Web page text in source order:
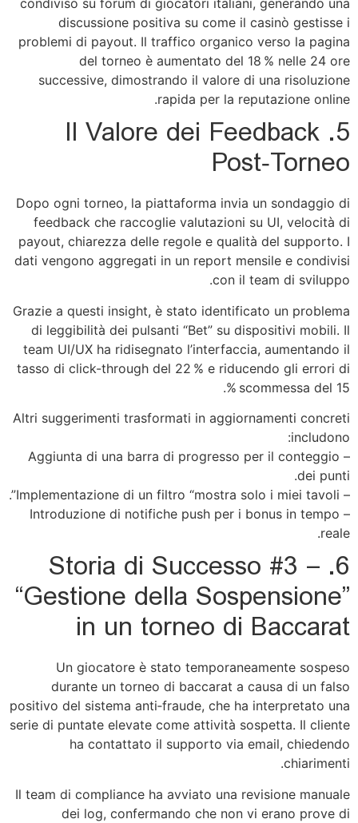
discussione positiva su come il casinò gestisse i
problemi di payout. Il traffico organico verso la pagina
del torneo è aumentato del 18 % nelle 24 ore
successive, dimostrando il valore di una risoluzione
rapida per la reputazione online.
5. Il Valore dei Feedback
Post‑Torneo
Dopo ogni torneo, la piattaforma invia un sondaggio di
feedback che raccoglie valutazioni su UI, velocità di
payout, chiarezza delle regole e qualità del supporto. I
dati vengono aggregati in un report mensile e condivisi
con il team di sviluppo.
Grazie a questi insight, è stato identificato un problema
di leggibilità dei pulsanti “Bet” su dispositivi mobili. Il
team UI/UX ha ridisegnato l’interfaccia, aumentando il
tasso di click-through del 22 % e riducendo gli errori di
scommessa del 15 %.
Altri suggerimenti trasformati in aggiornamenti concreti
includono:
– Aggiunta di una barra di progresso per il conteggio
dei punti.
– Implementazione di un filtro “mostra solo i miei tavoli”.
– Introduzione di notifiche push per i bonus in tempo
reale.
6. Storia di Successo #3 –
“Gestione della Sospensione”
in un torneo di Baccarat
Un giocatore è stato temporaneamente sospeso
durante un torneo di baccarat a causa di un falso
positivo del sistema anti‑fraude, che ha interpretato una
serie di puntate elevate come attività sospetta. Il cliente
ha contattato il supporto via email, chiedendo
chiarimenti.
Il team di compliance ha avviato una revisione manuale
dei log, confermando che non vi erano prove di